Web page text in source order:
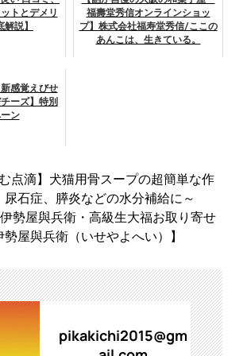
トとデメリ
説】
福壽堂秀信オンラインショッ
プ】株式会社福寿堂秀信/ここの
あんこは、生きている。
感覚えびせ
ーズ】特別
ン
む点滴】犬猫用骨スープの超簡単な作
尿石症、膵炎などの水分補給に～
勢屋與兵衛・高級生大福お取り寄せ
屋與兵衛（いせやよへい）】
pikakichi2015@gm